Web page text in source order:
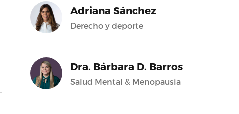
Adriana Sánchez
Derecho y deporte
Dra. Bárbara D. Barros
Salud Mental & Menopausia